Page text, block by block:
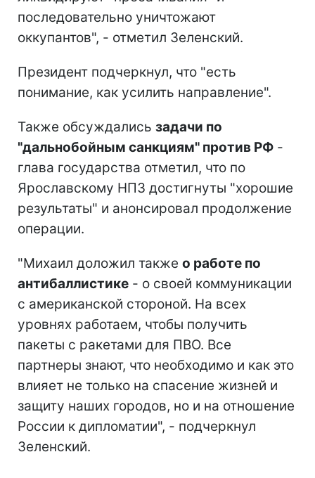
последовательно уничтожают
оккупантов", - отметил Зеленский.
Президент подчеркнул, что "есть
понимание, как усилить направление".
Также обсуждались задачи по
"дальнобойным санкциям" против РФ -
глава государства отметил, что по
Ярославскому НПЗ достигнуты "хорошие
результаты" и анонсировал продолжение
операции.
"Михаил доложил также о работе по
антибаллистике - о своей коммуникации
с американской стороной. На всех
уровнях работаем, чтобы получить
пакеты с ракетами для ПВО. Все
партнеры знают, что необходимо и как это
влияет не только на спасение жизней и
защиту наших городов, но и на отношение
России к дипломатии", - подчеркнул
Зеленский.